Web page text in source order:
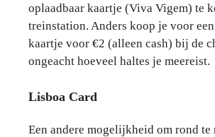
oplaadbaar kaartje (Viva Vigem) te
treinstation. Anders koop je voor
kaartje voor €2 (alleen cash) bij de
ongeacht hoeveel haltes je meereist.
Lisboa Card
Een andere mogelijkheid om rond te